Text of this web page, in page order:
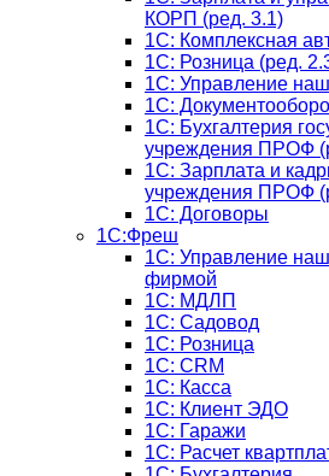
КОРП (ред. 3.1)
1C: Комплексная
1С: Розница (ред.
1С: Управление
1С:
1C: Бухгалтерия
учреждения ПРОФ
1C: Зарплата и
учреждения ПРОФ
1С: Договоры
1С:Фреш
1С: Управление
фирмой
1С: МДЛП
1С: Садовод
1С: Розница
1C: CRM
1C: Касса
1С: Клиент ЭДО
1С: Гаражи
1C: Расчет